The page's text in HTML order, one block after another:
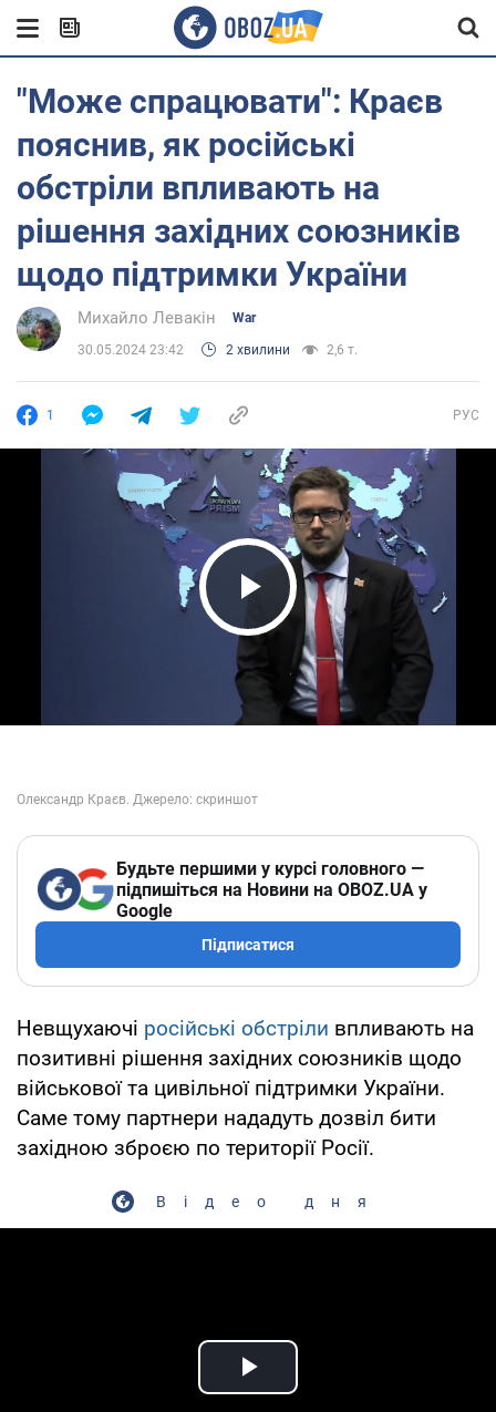
"Може спрацювати": Краєв
пояснив, як російські
обстріли впливають на
рішення західних союзників
щодо підтримки України
Михайло Левакін War
30.05.2024 23:42 2 хвилини 2,6 т.
1 РУС
Play Video
Будьте першими у курсі головного —
підпишіться на Новини на OBOZ.UA у
Google
Підписатися
Невщухаючі російські обстріли впливають на
позитивні рішення західних союзників щодо
військової та цивільної підтримки України.
Саме тому партнери нададуть дозвіл бити
західною зброєю по території Росії.
Відео дня
Play Video